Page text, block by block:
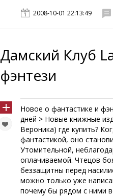
2008-10-01 22:13:49
Дамский Клуб
фэнтези
Новое о фантастике и
дней > Новые книжные
Вероника) где купить?
фантастикой, оно
Утомительной,
оплачиваемой. Чтецов
беззащитны перед
можно только уже
почему бы рядом с ними